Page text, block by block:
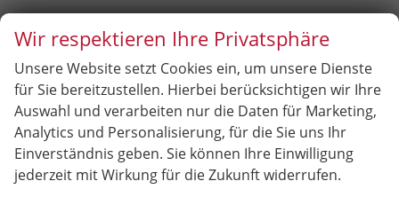
Außen
Anhängerkupplung
Abnehmbar
Außenspiegel
Außenspiegel elektrisch anklappbar, Außenspiegel
beheizbar, Außenspiegel elektrisch verstellbar
Dachreling
vorhanden
Hintertür (Art)
Heckklappe
Wir respektieren Ihre Privatsphäre
Unsere Website setzt Cookies ein, um unsere Dienste
für Sie bereitzustellen. Hierbei berücksichtigen wir Ihre
Auswahl und verarbeiten nur die Daten für Marketing,
Analytics und Personalisierung, für die Sie uns Ihr
Einverständnis geben. Sie können Ihre Einwilligung
jederzeit mit Wirkung für die Zukunft widerrufen.